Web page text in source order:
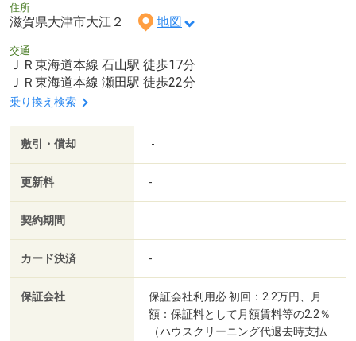
住所
滋賀県大津市大江２ 地図
交通
ＪＲ東海道本線 石山駅 徒歩17分
ＪＲ東海道本線 瀬田駅 徒歩22分
乗り換え検索
敷引・償却 -
更新料 -
契約期間
カード決済 -
保証会社
保証会社利用必 初回：2.2万円、月
額：保証料として月額賃料等の2.2％
（ハウスクリーニング代退去時支払